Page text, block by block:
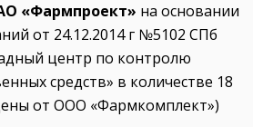
«Фармпроект» на основании
от 24.12.2014 г №5102 СПб
центр по контролю
средств» в количестве 18
от ООО «Фармкомплект»)